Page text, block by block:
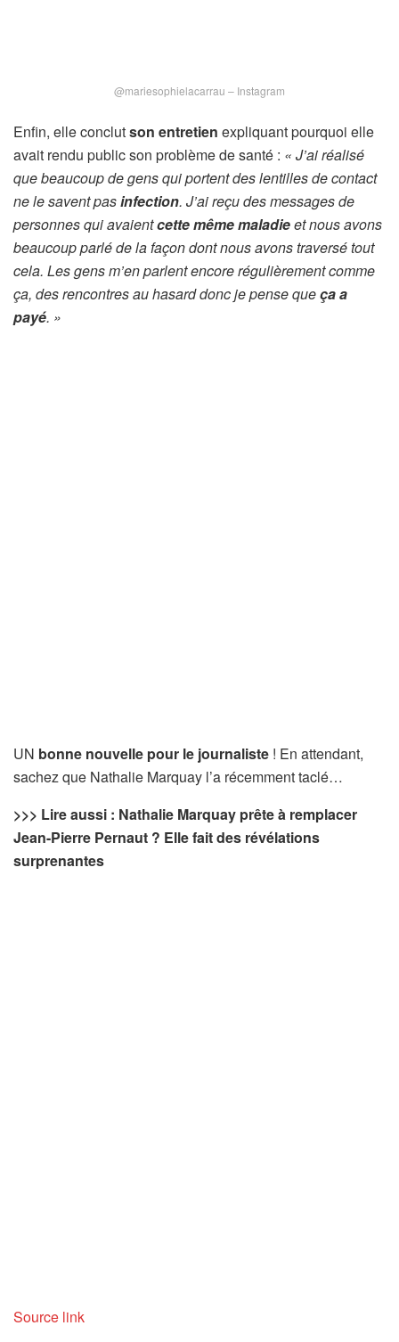
@mariesophielacarrau – Instagram
Enfin, elle conclutson entretien expliquant pourquoi elle
avait rendu public son problème de santé : « J’ai réalisé
que beaucoup de gens qui portent des lentilles de contact
ne le savent pasinfection. J’ai reçu des messages de
personnes qui avaientcette même maladieet nous avons
beaucoup parlé de la façon dont nous avons traversé tout
cela. Les gens m’en parlent encore régulièrement comme
ça, des rencontres au hasard donc je pense queça a
payé. »
UN bonne nouvelle pour le journaliste ! En attendant,
sachez que Nathalie Marquay l’a récemment taclé…
>>> Lire aussi : Nathalie Marquay prête à remplacer
Jean-Pierre Pernaut ? Elle fait des révélations
surprenantes
Source link